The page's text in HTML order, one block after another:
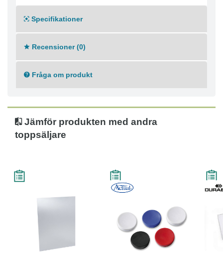
Specifikationer
Recensioner (0)
Fråga om produkt
Jämför produkten med andra
toppsäljare